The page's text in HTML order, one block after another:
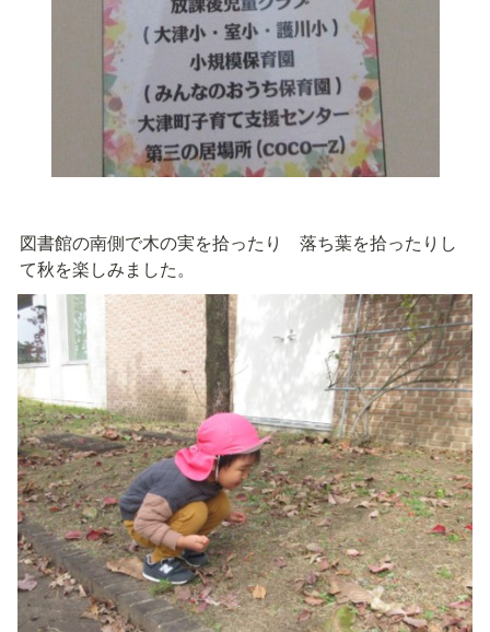
図書館の南側で木の実を拾ったり　落ち葉を拾ったりし
て秋を楽しみました。